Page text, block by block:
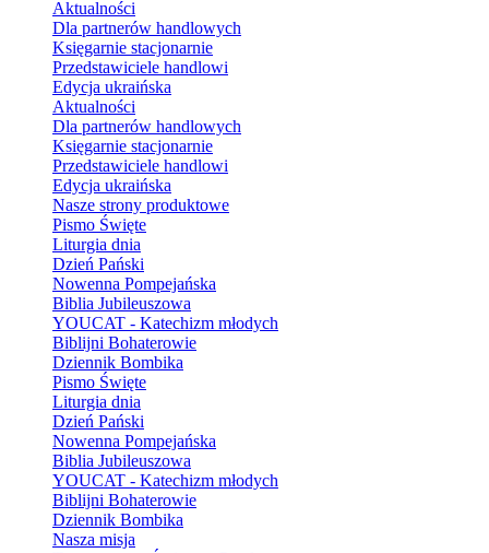
Aktualności
Dla partnerów handlowych
Księgarnie stacjonarnie
Przedstawiciele handlowi
Edycja ukraińska
Aktualności
Dla partnerów handlowych
Księgarnie stacjonarnie
Przedstawiciele handlowi
Edycja ukraińska
Nasze strony produktowe
Pismo Święte
Liturgia dnia
Dzień Pański
Nowenna Pompejańska
Biblia Jubileuszowa
YOUCAT - Katechizm młodych
Biblijni Bohaterowie
Dziennik Bombika
Pismo Święte
Liturgia dnia
Dzień Pański
Nowenna Pompejańska
Biblia Jubileuszowa
YOUCAT - Katechizm młodych
Biblijni Bohaterowie
Dziennik Bombika
Nasza misja